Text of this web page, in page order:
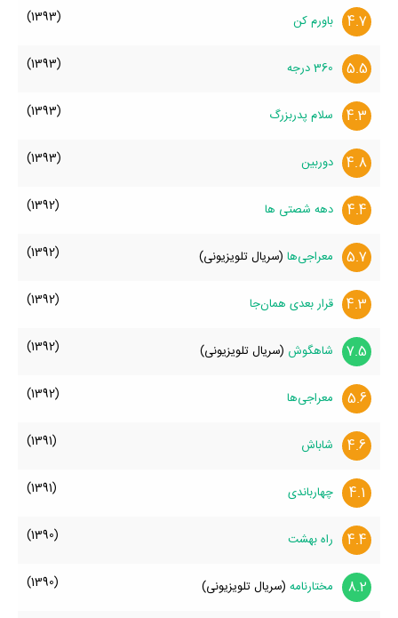
4.7 باورم کن (1393)
5.5 360 درجه (1393)
4.3 سلام پدربزرگ (1393)
4.8 دوربین (1393)
4.4 دهه شصتی ها (1392)
5.7 معراجی‌ها (سریال تلویزیونی) (1392)
4.3 قرار بعدی همان‌جا (1392)
7.5 شاهگوش (سریال تلویزیونی) (1392)
5.6 معراجی‌ها (1392)
4.6 شاباش (1391)
4.1 چهارباندی (1391)
4.4 راه بهشت (1390)
8.2 مختارنامه (سریال تلویزیونی) (1390)